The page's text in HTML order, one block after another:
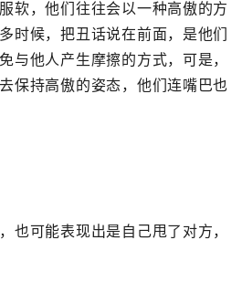
软，他们往往会以一种高傲的方
时候，把丑话说在前面，是他们
与他人产生摩擦的方式，可是，
保持高傲的姿态，他们连嘴巴也
也可能表现出是自己甩了对方，